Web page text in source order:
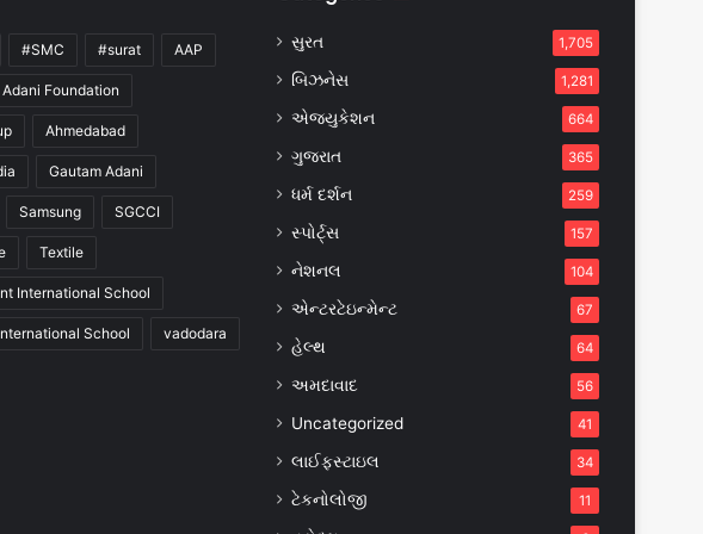
#SMC #surat AAP
Adani Foundation
Ahmedabad
Gautam Adani
Samsung SGCCI
Textile
International School
School vadodara
સુરત 1,705
બિઝનેસ 1,281
એજ્યુકેશન 664
ગુજરાત 365
ધર્મ દર્શન 259
સ્પોર્ટ્સ 157
નેશનલ 104
એન્ટરટેઇન્મેન્ટ 67
હેલ્થ 64
અમદાવાદ 56
Uncategorized 41
લાઈફસ્ટાઇલ 34
ટેકનોલોજી 11